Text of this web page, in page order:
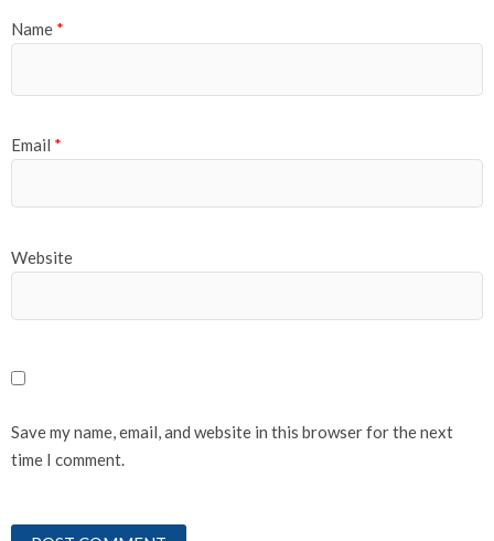
Name *
Email *
Website
Save my name, email, and website in this browser for the next
time I comment.